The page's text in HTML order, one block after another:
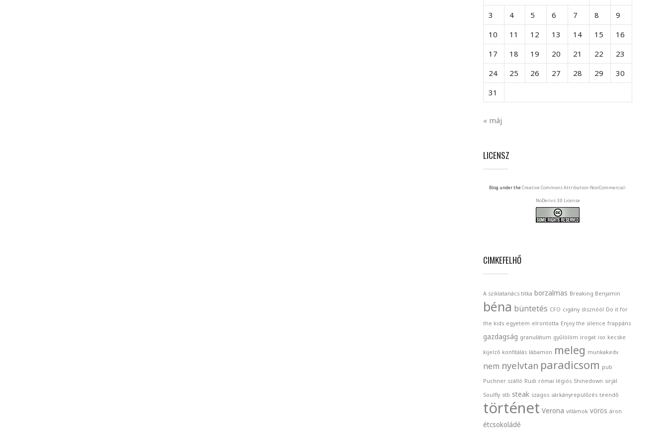
3
4 5 6 7 8
9
10
11 12 13 14 15
16
17
18 19 20 21 22
23
24
25 26 27 28 29
30
31
« máj
LICENSZ
Blog under the Creative Commons Attribution-NonCommercial-
NoDerivs 3.0 License
CIMKEFELHŐ
A sziklatanács titka borzalmas Breaking Benjamin
béna büntetés CFO cigány disznóól Do it for
the kids egyetem elrontotta Enjoy the silence frappáns
gazdagság granulátum gyűlölöm irogat iso kecske
kijelző konfitálás lábamon meleg munkakedv
nem nyelvtan paradicsom pub
Puchner szálló Rudi római légiós Shinedown sirjál
Soulfly stb steak szagos sárkányrepülőzés teendő
történet Verona villámok vörös áron
étcsokoládé